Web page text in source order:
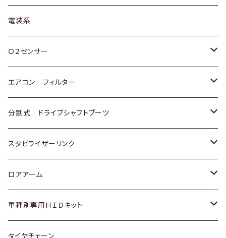
日野
三菱
スバル
マツダ
三菱
スバル
日産
ダイハツ
マツダ
三菱
スバル
スズキ
ダイハツ
三菱
スバル
トヨタ
ホンダ
スズキ
日産
いすゞ
ダイハツ
マツダ
三菱
電装系
Ｏ２センサー
トヨタ
ホンダ
スズキ
日産
ダイハツ
マツダ
エアコン フィルター
トヨタ
ホンダ
スズキ
日産
いすゞ
分割式 ドライブシャフトブーツ
トヨタ
ホンダ
スズキ
日産
スタビライザーリンク
トヨタ
ホンダ
スズキ
ロアアーム
ホンダ
スズキ
車種別専用ＨＩＤキット
トヨタ
タイヤチェーン